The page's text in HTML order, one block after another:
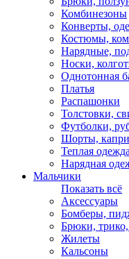
Комбинезоны
Конверты,
Костюмы,
Нарядные,
Носки,
Однотонная
Платья
Распашонки
Толстовки,
Футболки,
Шорты, капри
Теплая одежда
Нарядная
Мальчики
Показать всё
Аксессуары
Бомберы,
Брюки,
Жилеты
Кальсоны